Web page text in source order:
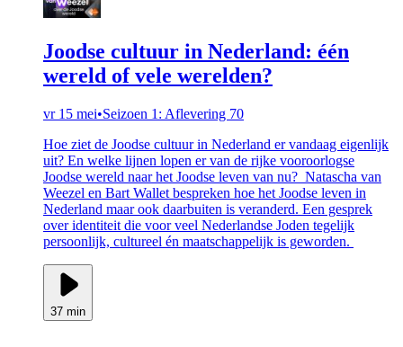
Joodse cultuur in Nederland: één
wereld of vele werelden?
vr 15 mei•Seizoen 1: Aflevering 70
Hoe ziet de Joodse cultuur in Nederland er vandaag eigenlijk
uit? En welke lijnen lopen er van de rijke vooroorlogse
Joodse wereld naar het Joodse leven van nu? Natascha van
Weezel en Bart Wallet bespreken hoe het Joodse leven in
Nederland maar ook daarbuiten is veranderd. Een gesprek
over identiteit die voor veel Nederlandse Joden tegelijk
persoonlijk, cultureel én maatschappelijk is geworden.
37 min